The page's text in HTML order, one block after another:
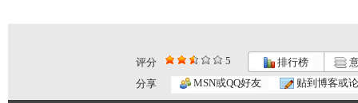
评分 5 排行榜
分享
MSN或QQ好友 贴到博客或